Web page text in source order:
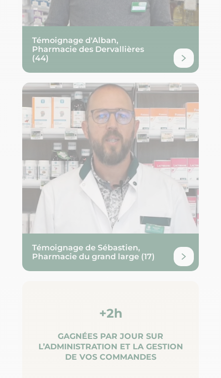
Témoignage d'Alban,
Pharmacie des Dervallières
(44)
Témoignage de Sébastien,
Pharmacie du grand large (17)
+2h
GAGNÉES PAR JOUR SUR
L’ADMINISTRATION ET LA GESTION
DE VOS COMMANDES​